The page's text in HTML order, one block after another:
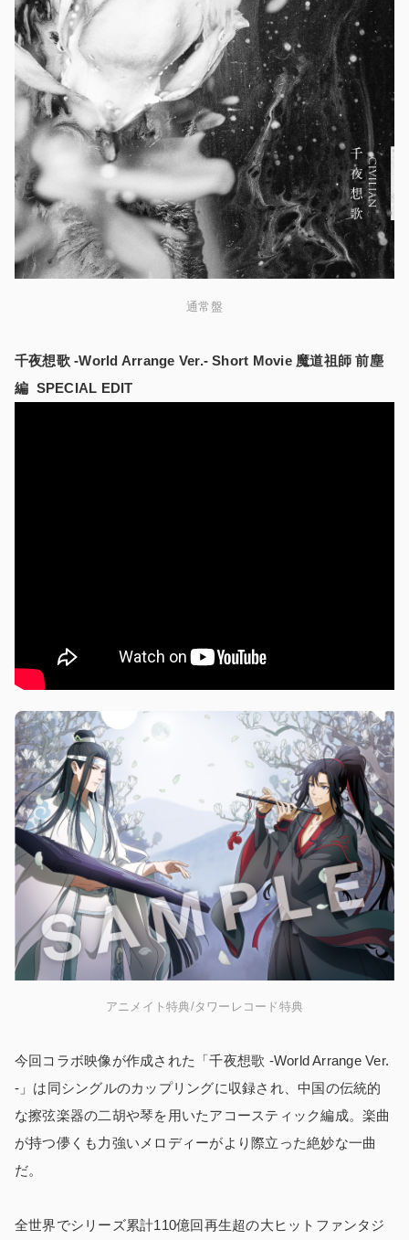
通常盤
千夜想歌 -World Arrange Ver.- Short Movie 魔道祖師 前塵
編 SPECIAL EDIT
アニメイト特典/タワーレコード特典
今回コラボ映像が作成された「千夜想歌 -World Arrange Ver.
-」は同シングルのカップリングに収録され、中国の伝統的
な擦弦楽器の二胡や琴を用いたアコースティック編成。楽曲
が持つ儚くも力強いメロディーがより際立った絶妙な一曲
だ。
全世界でシリーズ累計110億回再生超の大ヒットファンタジ